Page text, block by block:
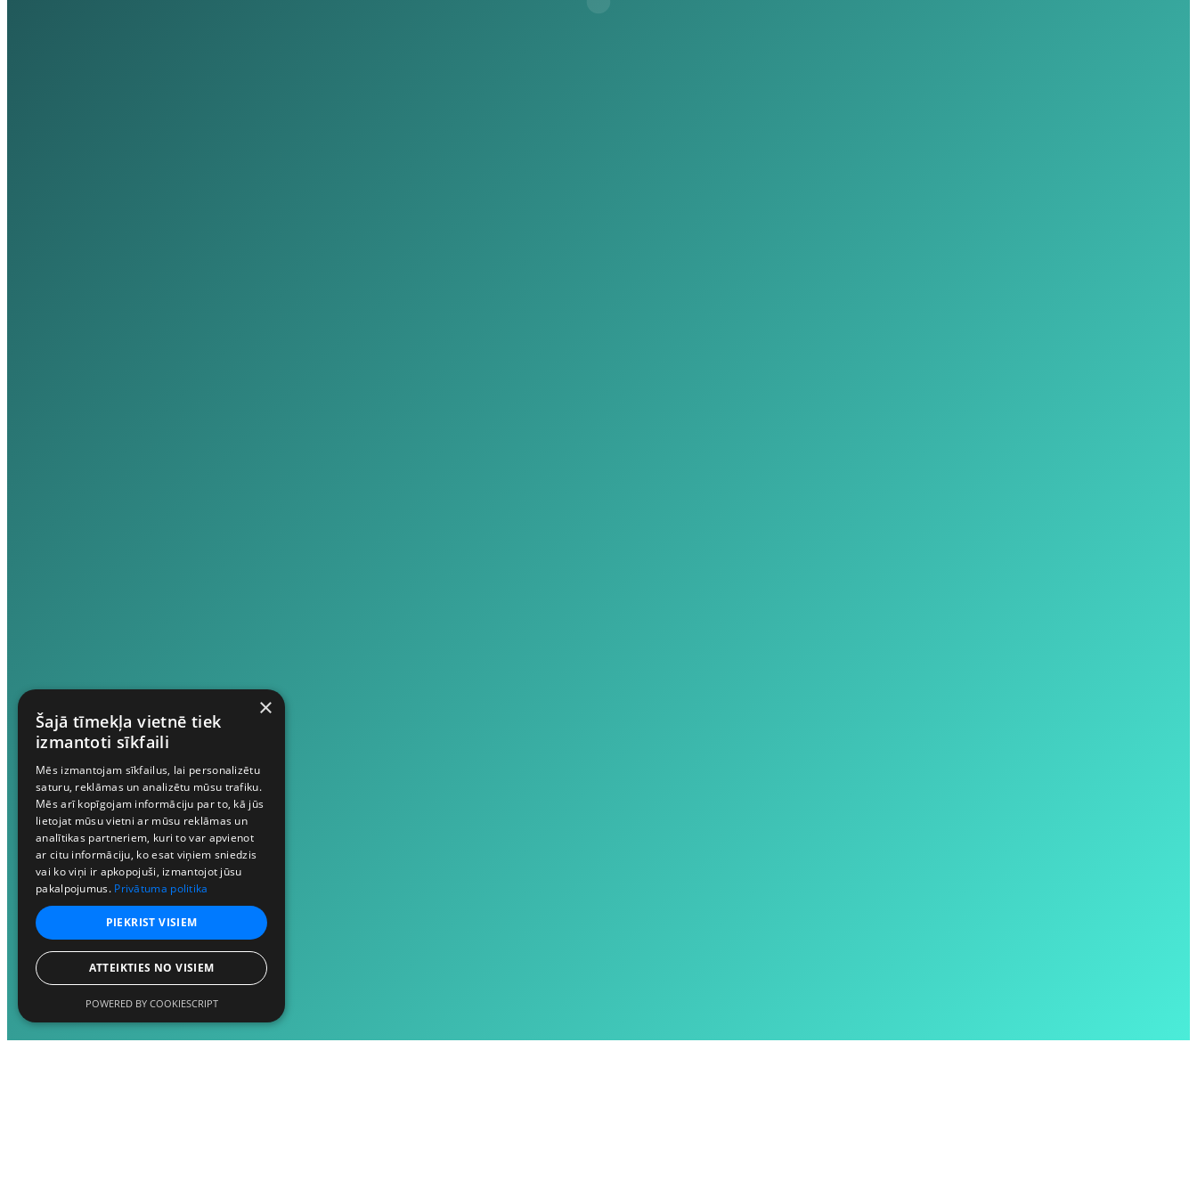
×
Šajā tīmekļa vietnē tiek
izmantoti sīkfaili
Mēs izmantojam sīkfailus, lai personalizētu
saturu, reklāmas un analizētu mūsu trafiku.
Mēs arī kopīgojam informāciju par to, kā jūs
lietojat mūsu vietni ar mūsu reklāmas un
analītikas partneriem, kuri to var apvienot
ar citu informāciju, ko esat viņiem sniedzis
vai ko viņi ir apkopojuši, izmantojot jūsu
pakalpojumus. Privātuma politika
PIEKRIST VISIEM
ATTEIKTIES NO VISIEM
POWERED BY COOKIESCRIPT